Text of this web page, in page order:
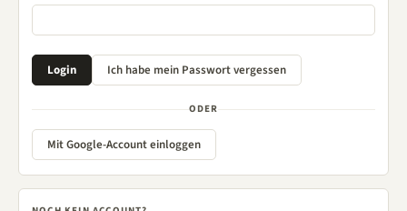
ODER
Mit Google-Account einloggen